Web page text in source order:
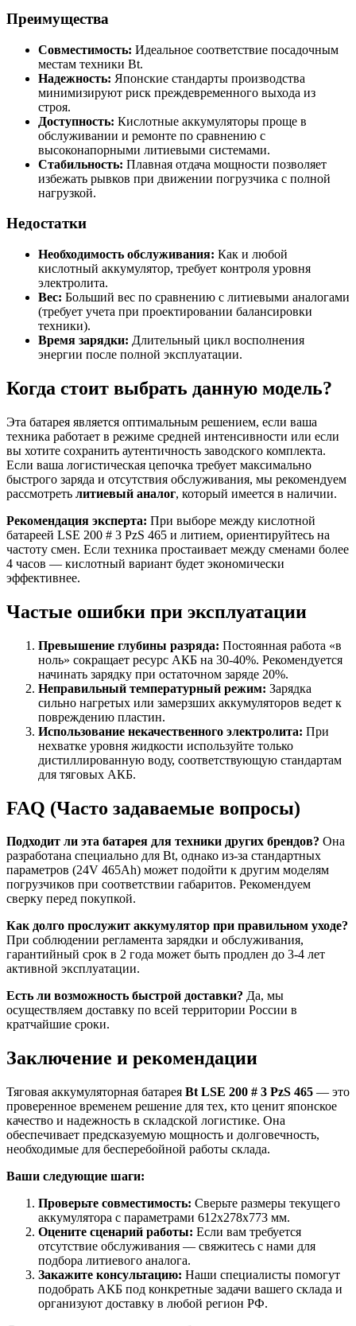
Преимущества
Совместимость: Идеальное соответствие посадочным
местам техники Bt.
Надежность: Японские стандарты производства
минимизируют риск преждевременного выхода из
строя.
Доступность: Кислотные аккумуляторы проще в
обслуживании и ремонте по сравнению с
высоконапорными литиевыми системами.
Стабильность: Плавная отдача мощности позволяет
избежать рывков при движении погрузчика с полной
нагрузкой.
Недостатки
Необходимость обслуживания: Как и любой
кислотный аккумулятор, требует контроля уровня
электролита.
Вес: Больший вес по сравнению с литиевыми аналогами
(требует учета при проектировании балансировки
техники).
Время зарядки: Длительный цикл восполнения
энергии после полной эксплуатации.
Когда стоит выбрать данную модель?
Эта батарея является оптимальным решением, если ваша
техника работает в режиме средней интенсивности или если
вы хотите сохранить аутентичность заводского комплекта.
Если ваша логистическая цепочка требует максимально
быстрого заряда и отсутствия обслуживания, мы рекомендуем
рассмотреть литиевый аналог, который имеется в наличии.
Рекомендация эксперта: При выборе между кислотной
батареей LSE 200 # 3 PzS 465 и литием, ориентируйтесь на
частоту смен. Если техника простаивает между сменами более
4 часов — кислотный вариант будет экономически
эффективнее.
Частые ошибки при эксплуатации
Превышение глубины разряда: Постоянная работа «в
ноль» сокращает ресурс АКБ на 30-40%. Рекомендуется
начинать зарядку при остаточном заряде 20%.
Неправильный температурный режим: Зарядка
сильно нагретых или замерзших аккумуляторов ведет к
повреждению пластин.
Использование некачественного электролита: При
нехватке уровня жидкости используйте только
дистиллированную воду, соответствующую стандартам
для тяговых АКБ.
FAQ (Часто задаваемые вопросы)
Подходит ли эта батарея для техники других брендов? Она
разработана специально для Bt, однако из-за стандартных
параметров (24V 465Ah) может подойти к другим моделям
погрузчиков при соответствии габаритов. Рекомендуем
сверку перед покупкой.
Как долго прослужит аккумулятор при правильном уходе?
При соблюдении регламента зарядки и обслуживания,
гарантийный срок в 2 года может быть продлен до 3-4 лет
активной эксплуатации.
Есть ли возможность быстрой доставки? Да, мы
осуществляем доставку по всей территории России в
кратчайшие сроки.
Заключение и рекомендации
Тяговая аккумуляторная батарея Bt LSE 200 # 3 PzS 465 — это
проверенное временем решение для тех, кто ценит японское
качество и надежность в складской логистике. Она
обеспечивает предсказуемую мощность и долговечность,
необходимые для бесперебойной работы склада.
Ваши следующие шаги:
Проверьте совместимость: Сверьте размеры текущего
аккумулятора с параметрами 612x278x773 мм.
Оцените сценарий работы: Если вам требуется
отсутствие обслуживания — свяжитесь с нами для
подбора литиевого аналога.
Закажите консультацию: Наши специалисты помогут
подобрать АКБ под конкретные задачи вашего склада и
организуют доставку в любой регион РФ.